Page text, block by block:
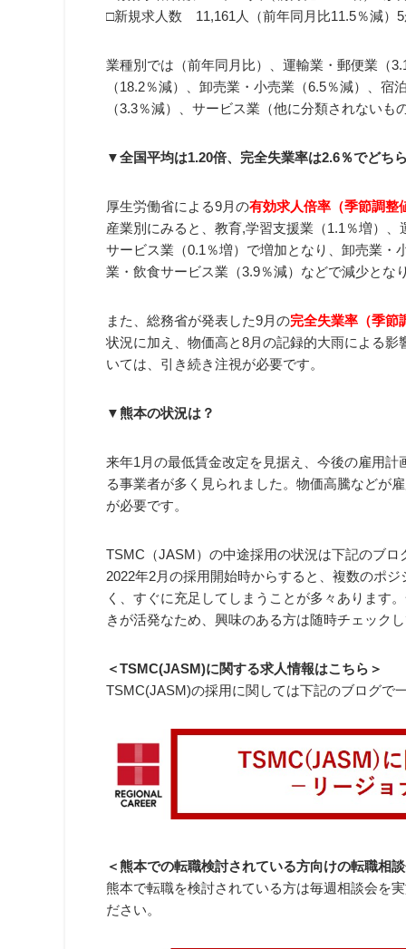
□新規求人数 11,161人（前年同月比11.5％減）
業種別では（前年同月比）、運輸業・郵便業（
（18.2％減）、卸売業・小売業（6.5％減）、
（3.3％減）、サービス業（他に分類されない
▼全国平均は1.20倍、完全失業率は2.6％でどち
厚生労働省による9月の有効求人倍率（季節調整
産業別にみると、教育,学習支援業（1.1％増）
サービス業（0.1％増）で増加となり、卸売業・
業・飲食サービス業（3.9％減）などで減少とな
また、総務省が発表した9月の完全失業率（季節
状況に加え、物価高と8月の記録的大雨による
いては、引き続き注視が必要です。
▼熊本の状況は？
来年1月の最低賃金改定を見据え、今後の雇用
る事業者が多く見られました。物価高騰などが
が必要です。
TSMC（JASM）の中途採用の状況は下記のブロ
2022年2月の採用開始時からすると、複数のポ
く、すぐに充足してしまうことが多々あります
きが活発なため、興味のある方は随時チェック
＜TSMC(JASM)に関する求人情報はこちら＞
TSMC(JASM)の採用に関しては下記のブログで
＜熊本での転職検討されている方向けの転職相
熊本で転職を検討されている方は毎週相談会を
ださい。